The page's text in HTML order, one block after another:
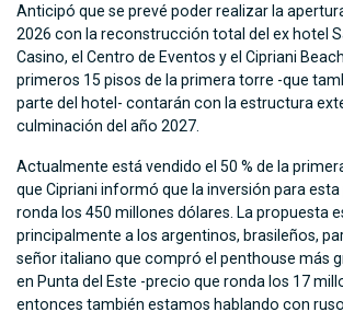
Anticipó que se prevé poder realizar la
2026 con la reconstrucción total del ex hotel
Casino, el Centro de Eventos y el Cipriani
primeros 15 pisos de la primera torre -que
parte del hotel- contarán con la estructura
culminación del año 2027.
Actualmente está vendido el 50 % de la
que Cipriani informó que la inversión para
ronda los 450 millones dólares. La propuesta
principalmente a los argentinos, brasileños,
señor italiano que compró el penthouse más
en Punta del Este -precio que ronda los 17
entonces también estamos hablando con